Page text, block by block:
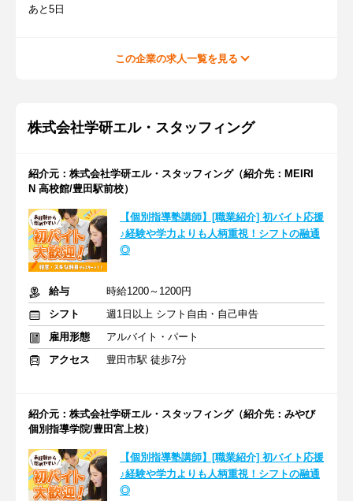
あと5日
この企業の求人一覧を見る
株式会社学研エル・スタッフィング
紹介元：株式会社学研エル・スタッフィング（紹介先：MEIRI
N 高校館/豊田駅前校）
【個別指導塾講師】[職業紹介] 初バイト応援
♪経験や学力よりも人柄重視！シフトの融通
◎
給与
時給1200～1200円
シフト
週1日以上 シフト自由・自己申告
雇用形態
アルバイト・パート
アクセス
豊田市駅 徒歩7分
紹介元：株式会社学研エル・スタッフィング（紹介先：みやび
個別指導学院/豊田宮上校）
【個別指導塾講師】[職業紹介] 初バイト応援
♪経験や学力よりも人柄重視！シフトの融通
◎